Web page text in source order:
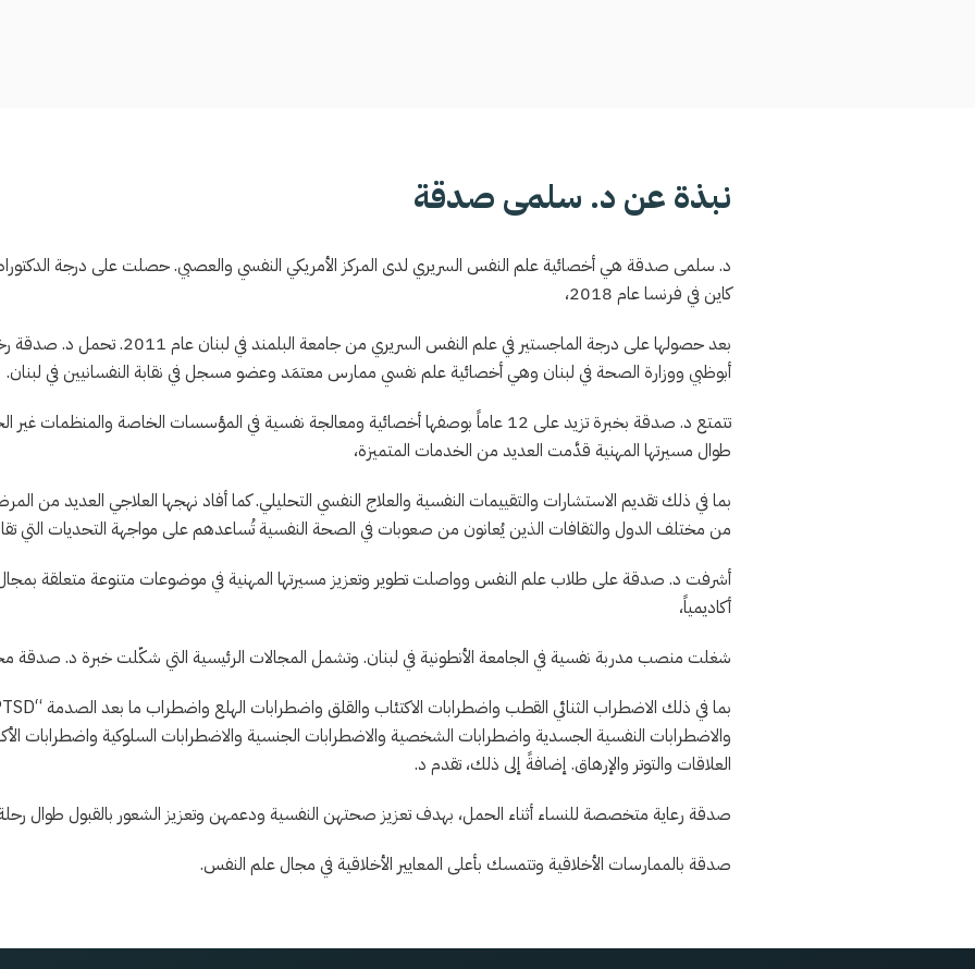
نبذة عن د. سلمى صدقة
د. سلمى صدقة هي أخصائية علم النفس السريري لدى المركز الأمريكي النفسي والعصبي. حصلت على درجة
كاين في فرنسا عام 2018،
بعد حصولها على درجة الماجستير في علم
أبوظبي ووزارة الصحة في لبنان وهي أخصائية علم نفسي ممارس معتمَد وعضو مسجل في نقابة النفسانيين في لبنان.
تتمتع د. صدقة بخبرة تزيد على 12 عاماً بوصفها أخصائية ومعالجة نفسية في المؤسسات الخاصة
طوال مسيرتها المهنية قدَّمت العديد من الخدمات المتميزة،
بما في ذلك تقديم الاستشارات والتقييمات النفسية والعلاج النفسي التحليلي. كما أفاد نهجها العلاجي العديد من
من مختلف الدول والثقافات الذين يُعانون من صعوبات في الصحة النفسية تُساعدهم على مواجهة التحديات التي
أشرفت د. صدقة على طلاب علم النفس وواصلت تطوير وتعزيز مسيرتها المهنية في موضوعات متنوعة متعلقة
أكاديمياً،
شغلت منصب مدربة نفسية في الجامعة الأنطونية في لبنان. وتشمل المجالات الرئيسية التي شكّلت خبرة د. صدقة
بما في ذلك الاضطراب الثنائي القطب واضطرابات الاكتئاب والقلق واضطرابات الهلع واضطراب ما بعد الصدمة “
والاضطرابات النفسية الجسدية واضطرابات الشخصية والاضطرابات الجنسية والاضطرابات السلوكية واضطرابات
العلاقات والتوتر والإرهاق. إضافةً إلى ذلك، تقدم د.
صدقة رعاية متخصصة للنساء أثناء الحمل، بهدف تعزيز صحتهن النفسية ودعمهن وتعزيز الشعور بالقبول طوال رحلة
صدقة بالممارسات الأخلاقية وتتمسك بأعلى المعايير الأخلاقية في مجال علم النفس.